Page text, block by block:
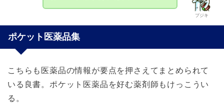
プジキ
ポケット医薬品集
こちらも医薬品の情報が要点を押さえてまとめられて
いる良書。ポケット医薬品を好む薬剤師もけっこうい
る。